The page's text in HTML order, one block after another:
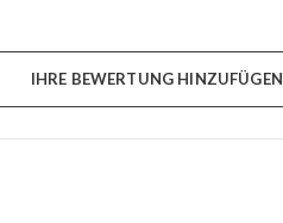
IHRE BEWERTUNG HINZUFÜGEN